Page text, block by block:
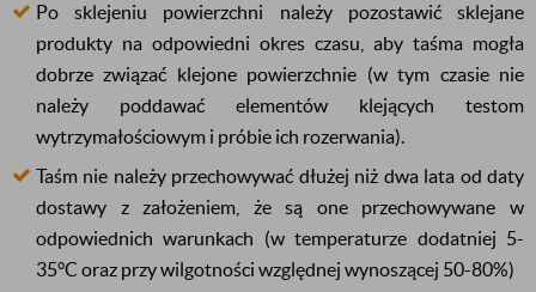
Po sklejeniu powierzchni należy pozostawić sklejane
produkty na odpowiedni okres czasu, aby taśma mogła
dobrze związać klejone powierzchnie (w tym czasie nie
należy poddawać elementów klejących testom
wytrzymałościowym i próbie ich rozerwania).
Taśm nie należy przechowywać dłużej niż dwa lata od daty
dostawy z założeniem, że są one przechowywane w
odpowiednich warunkach (w temperaturze dodatniej 5-
35°C oraz przy wilgotności względnej wynoszącej 50-80%)